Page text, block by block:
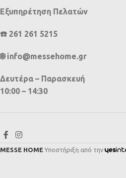
Εξυπηρέτηση Πελατών
☎️ 261 261 5215
🌐 info@messehome.gr
Δευτέρα – Παρασκευή
10:00 – 14:30
MESSE HOME Υποστήριξη από την